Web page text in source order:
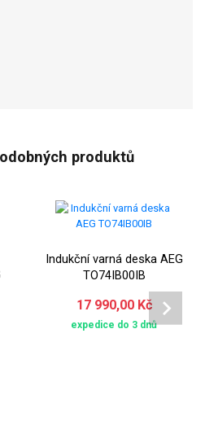
produktů
Indukční varná deska AEG
TO74IB00IB
17 990,00 Kč
expedice do 3 dnů